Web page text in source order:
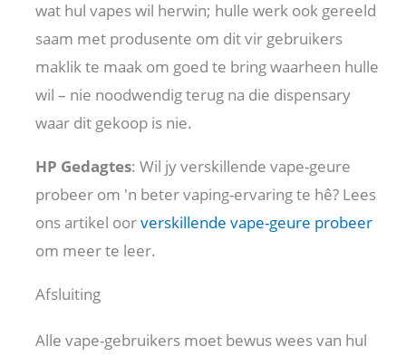
wat hul vapes wil herwin; hulle werk ook gereeld
saam met produsente om dit vir gebruikers
maklik te maak om goed te bring waarheen hulle
wil – nie noodwendig terug na die dispensary
waar dit gekoop is nie.
HP Gedagtes: Wil jy verskillende vape-geure
probeer om 'n beter vaping-ervaring te hê? Lees
ons artikel oorverskillende vape-geure probeer
om meer te leer.
Afsluiting
Alle vape-gebruikers moet bewus wees van hul